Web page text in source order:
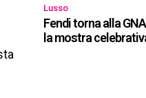
Lusso
Fendi torna alla
la mostra